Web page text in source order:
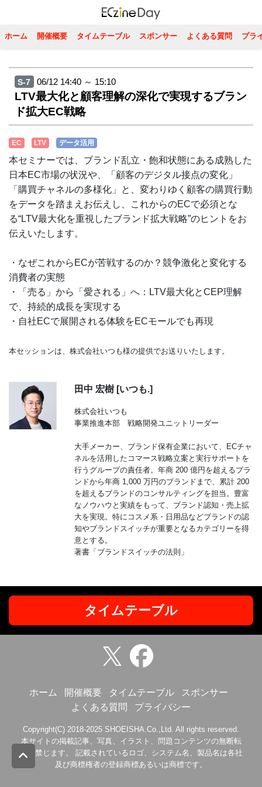
ホーム 開催概要 タイムテーブル スポンサー よくある質問 プラ
S-7 06/12 14:40 ～ 15:10
LTV最大化と顧客理解の深化で実現するブラン
ド拡大EC戦略
EC LTV データ活用
本セミナーでは、ブランド乱立・飽和状態にある成熟した
日本EC市場の状況や、「顧客のデジタル接点の変化」
「購買チャネルの多様化」と、変わりゆく顧客の購買行動
をデータを踏まえお伝えし、これからのECで必須とな
る“LTV最大化を重視したブランド拡大戦略”のヒントをお
伝えいたします。
・なぜこれからECが苦戦するのか？競争激化と変化する
消費者の実態
・「売る」から「愛される」へ：LTV最大化とCEP理解
で、持続的成長を実現する
・自社ECで展開される体験をECモールでも再現
本セッションは、株式会社いつも様の提供でお送りいたします。
田中 宏樹 [いつも.]
株式会社いつも
事業推進本部 戦略開発ユニットリーダー
大手メーカー、ブランド保有企業において、ECチャ
ネルを活用したコマース戦略立案と実行サポートを
行うグループの責任者。年商 200 億円を超えるブラ
ンドから年商 1,000 万円のブランドまで、累計 200
を超えるブランドのコンサルティングを担当。豊富
なノウハウと実績をもって、ブランド認知・売上拡
大を実現。特にコスメ系・日用品などブランドの認
知やブランドスイッチが重要となるカテゴリーを得
意とする。
著書「ブランドスイッチの法則」
タイムテーブル
ホーム 開催概要 タイムテーブル
スポンサー
よくある質問
プライバシー
Copyright(C) 2018-2025 SHOEISHA.Co.,Ltd. All rights reserved.
本サイトの掲載記事、写真、イラスト、問題コンテンツの無断転
載を禁じます。 記載されているロゴ、システム名、製品名は各社
及び商標権者の登録商標あるいは商標です。